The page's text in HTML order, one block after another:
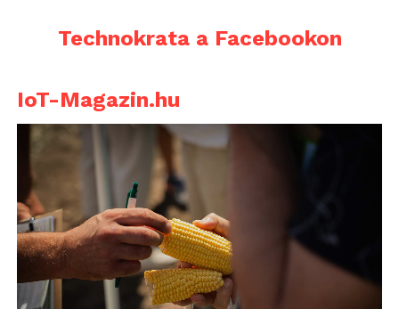
Technokrata a Facebookon
IoT-Magazin.hu